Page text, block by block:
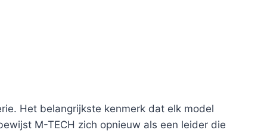
Het belangrijkste kenmerk dat elk model
M-TECH zich opnieuw als een leider die